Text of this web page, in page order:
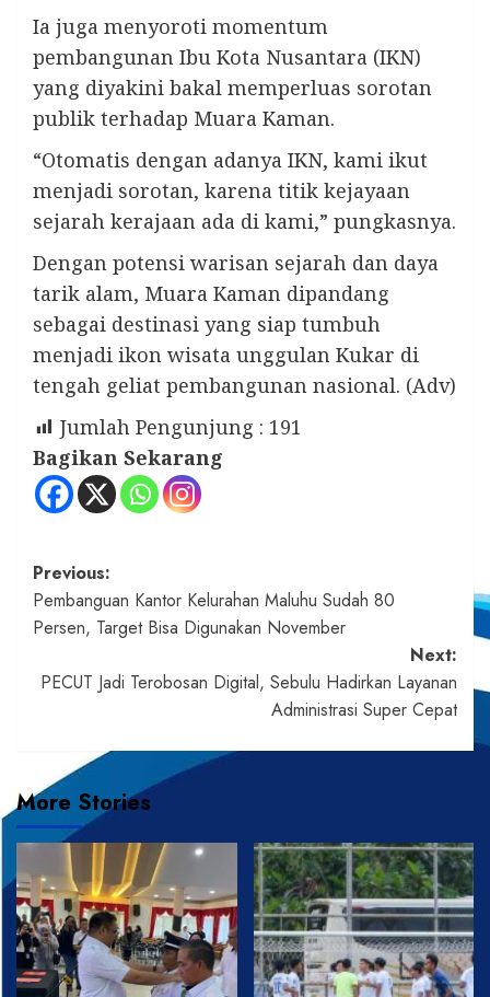
Ia juga menyoroti momentum
pembangunan Ibu Kota Nusantara (IKN)
yang diyakini bakal memperluas sorotan
publik terhadap Muara Kaman.
“Otomatis dengan adanya IKN, kami ikut
menjadi sorotan, karena titik kejayaan
sejarah kerajaan ada di kami,” pungkasnya.
Dengan potensi warisan sejarah dan daya
tarik alam, Muara Kaman dipandang
sebagai destinasi yang siap tumbuh
menjadi ikon wisata unggulan Kukar di
tengah geliat pembangunan nasional. (Adv)
Jumlah Pengunjung : 191
Bagikan Sekarang
Post
navigation
Previous:
Pembanguan Kantor Kelurahan Maluhu Sudah 80
Persen, Target Bisa Digunakan November
Next:
PECUT Jadi Terobosan Digital, Sebulu Hadirkan Layanan
Administrasi Super Cepat
More Stories